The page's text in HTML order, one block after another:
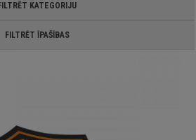
KATEGORIJU
FILTRĒT ĪPAŠĪBAS